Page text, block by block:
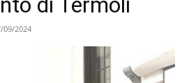
09/2024